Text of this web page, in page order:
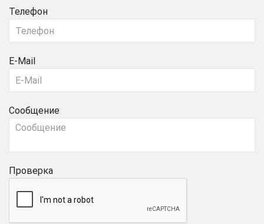
Телефон
E-Mail
Сообщение
Проверка